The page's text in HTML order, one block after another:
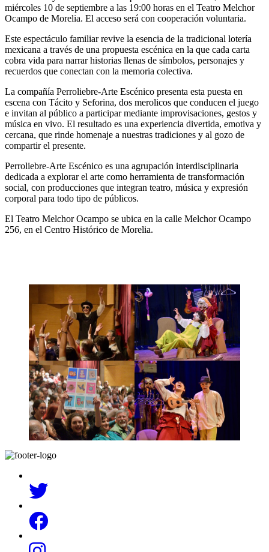
miércoles 10 de septiembre a las 19:00 horas en el Teatro Melchor
Ocampo de Morelia. El acceso será con cooperación voluntaria.
Este espectáculo familiar revive la esencia de la tradicional lotería
mexicana a través de una propuesta escénica en la que cada carta
cobra vida para narrar historias llenas de símbolos, personajes y
recuerdos que conectan con la memoria colectiva.
La compañía Perroliebre-Arte Escénico presenta esta puesta en
escena con Tácito y Seforina, dos merolicos que conducen el juego
e invitan al público a participar mediante improvisaciones, gestos y
música en vivo. El resultado es una experiencia divertida, emotiva y
cercana, que rinde homenaje a nuestras tradiciones y al gozo de
compartir el presente.
Perroliebre-Arte Escénico es una agrupación interdisciplinaria
dedicada a explorar el arte como herramienta de transformación
social, con producciones que integran teatro, música y expresión
corporal para todo tipo de públicos.
El Teatro Melchor Ocampo se ubica en la calle Melchor Ocampo
256, en el Centro Histórico de Morelia.